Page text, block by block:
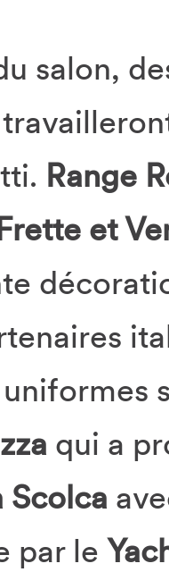
salon,
Range
et
qui a
Scolca
par le